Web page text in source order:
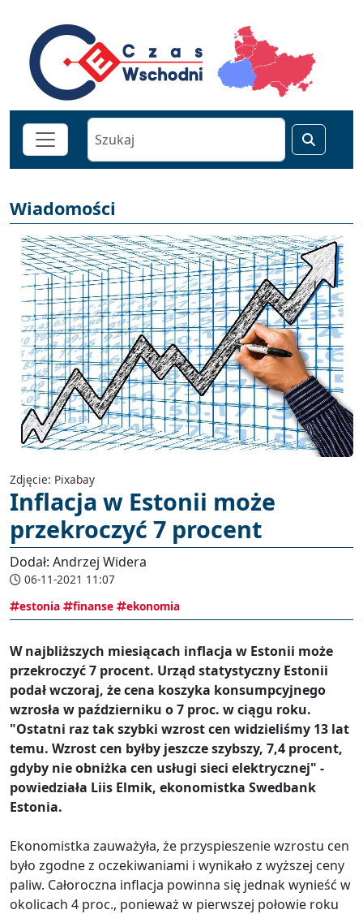
Wiadomości
Zdjęcie: Pixabay
Inflacja w Estonii może
przekroczyć 7 procent
Dodał: Andrzej Widera
06-11-2021 11:07
estonia
finanse ekonomia
W najbliższych miesiącach inflacja w Estonii może
przekroczyć 7 procent. Urząd statystyczny Estonii
podał wczoraj, że cena koszyka konsumpcyjnego
wzrosła w październiku o 7 proc. w ciągu roku.
"Ostatni raz tak szybki wzrost cen widzieliśmy 13 lat
temu. Wzrost cen byłby jeszcze szybszy, 7,4 procent,
gdyby nie obniżka cen usługi sieci elektrycznej" -
powiedziała Liis Elmik, ekonomistka Swedbank
Estonia.
Ekonomistka zauważyła, że przyspieszenie wzrostu cen
było zgodne z oczekiwaniami i wynikało z wyższej ceny
paliw. Całoroczna inflacja powinna się jednak wynieść w
okolicach 4 proc., ponieważ w pierwszej połowie roku